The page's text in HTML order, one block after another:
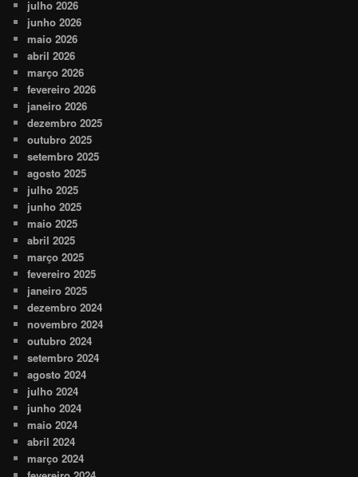
julho 2026
junho 2026
maio 2026
abril 2026
março 2026
fevereiro 2026
janeiro 2026
dezembro 2025
outubro 2025
setembro 2025
agosto 2025
julho 2025
junho 2025
maio 2025
abril 2025
março 2025
fevereiro 2025
janeiro 2025
dezembro 2024
novembro 2024
outubro 2024
setembro 2024
agosto 2024
julho 2024
junho 2024
maio 2024
abril 2024
março 2024